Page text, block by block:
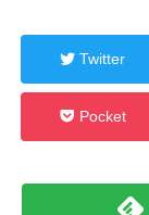
Twitter
Pocket